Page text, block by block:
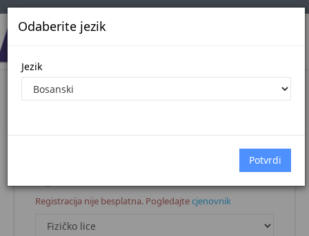
Odaberite jezik
Jezik
Registracija korisnika
Registracija nije besplatna. Pogledajtecjenovnik